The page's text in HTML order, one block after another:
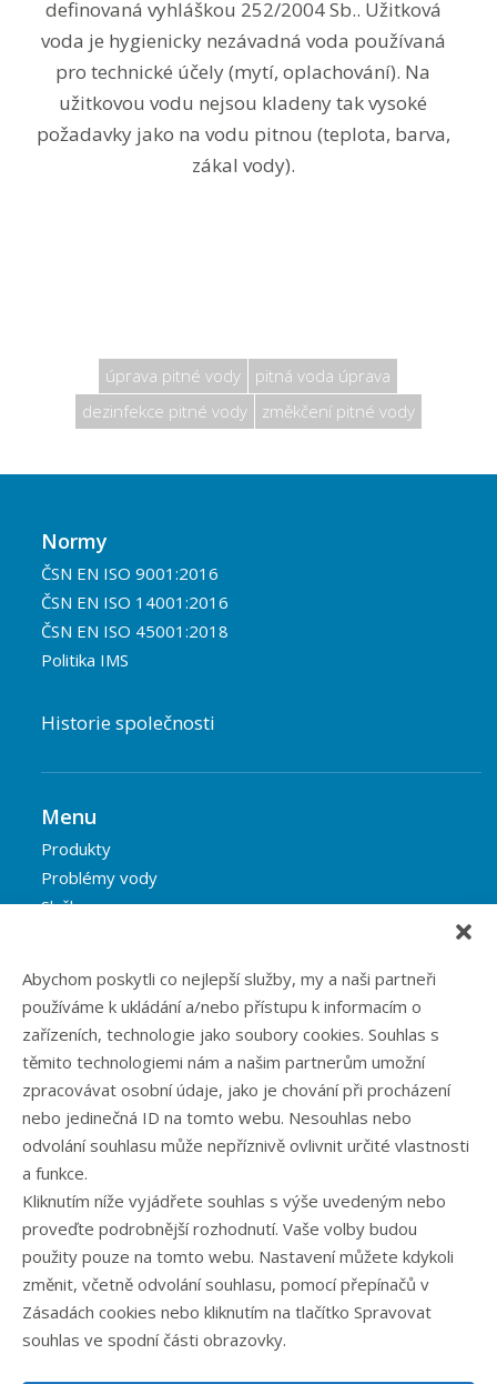
Abychom poskytli co nejlepší služby, my a naši partneři
používáme k ukládání a/nebo přístupu k informacím o
zařízeních, technologie jako soubory cookies. Souhlas s
těmito technologiemi nám a našim partnerům umožní
zpracovávat osobní údaje, jako je chování při procházení
nebo jedinečná ID na tomto webu. Nesouhlas nebo
odvolání souhlasu může nepříznivě ovlivnit určité vlastnosti
a funkce.
Kliknutím níže vyjádřete souhlas s výše uvedeným nebo
proveďte podrobnější rozhodnutí. Vaše volby budou
použity pouze na tomto webu. Nastavení můžete kdykoli
změnit, včetně odvolání souhlasu, pomocí přepínačů v
Zásadách cookies nebo kliknutím na tlačítko Spravovat
souhlas ve spodní části obrazovky.
definovaná vyhláškou 252/2004 Sb.. Užitková
voda je hygienicky nezávadná voda používaná
pro technické účely (mytí, oplachování). Na
užitkovou vodu nejsou kladeny tak vysoké
požadavky jako na vodu pitnou (teplota, barva,
zákal vody).
úprava pitné vody
pitná voda úprava
dezinfekce pitné vody
změkčení pitné vody
Normy
ČSN EN ISO 9001:2016
ČSN EN ISO 14001:2016
ČSN EN ISO 45001:2018
Politika IMS
Historie společnosti
Menu
Produkty
Problémy vody
Služby
Eshop
Rubriky článků
Články
Podcast
Případové studie
Realizované zakázky
Slovník
Zaměstnání